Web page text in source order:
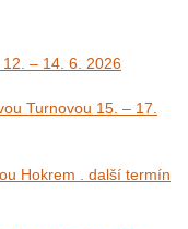
– 14. 6. 2026
15. – 17.
Hokrem . další termín